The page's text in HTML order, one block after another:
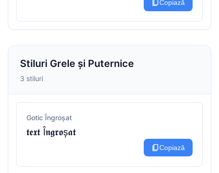
content_copyCopiază
Stiluri Grele și Puternice
3 stiluri
Gotic Îngroșat
𝖙𝖊𝖝𝖙 Î𝖓𝖌𝖗𝖔ș𝖆𝖙
content_copyCopiază